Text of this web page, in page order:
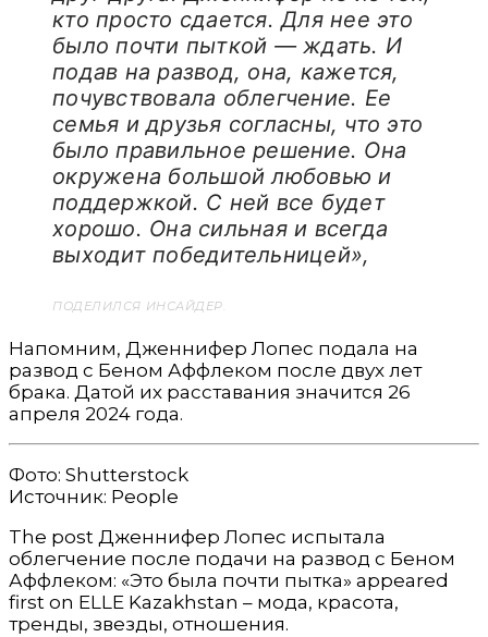
кто просто сдается. Для нее это
было почти пыткой — ждать. И
подав на развод, она, кажется,
почувствовала облегчение. Ее
семья и друзья согласны, что это
было правильное решение. Она
окружена большой любовью и
поддержкой. С ней все будет
хорошо. Она сильная и всегда
выходит победительницей»,
ПОДЕЛИЛСЯ ИНСАЙДЕР.
Напомним, Дженнифер Лопес подала на
развод с Беном Аффлеком после двух лет
брака. Датой их расставания значится 26
апреля 2024 года.
Фото: Shutterstock
Источник: People
The post Дженнифер Лопес испытала
облегчение после подачи на развод с Беном
Аффлеком: «Это была почти пытка» appeared
first on ELLE Kazakhstan – мода, красота,
тренды, звезды, отношения.